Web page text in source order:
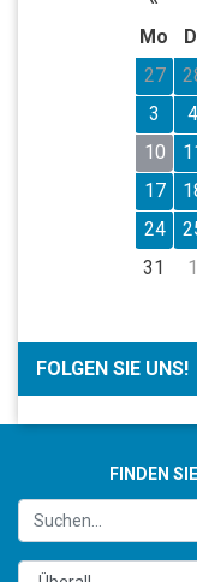
Mo
27
3
4
10
17
24
31
1
FOLGEN SIE UNS!
FINDEN